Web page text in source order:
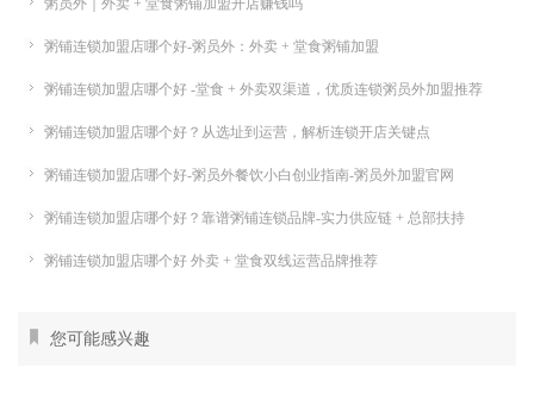
粥员外｜外卖 + 堂食粥铺加盟开店赚钱吗
粥铺连锁加盟店哪个好-粥员外：外卖 + 堂食粥铺加盟
粥铺连锁加盟店哪个好 -堂食 + 外卖双渠道，优质连锁粥员外加盟推荐
粥铺连锁加盟店哪个好？从选址到运营，解析连锁开店关键点
粥铺连锁加盟店哪个好-粥员外餐饮小白创业指南-粥员外加盟官网
粥铺连锁加盟店哪个好？靠谱粥铺连锁品牌-实力供应链 + 总部扶持
粥铺连锁加盟店哪个好 外卖 + 堂食双线运营品牌推荐
您可能感兴趣